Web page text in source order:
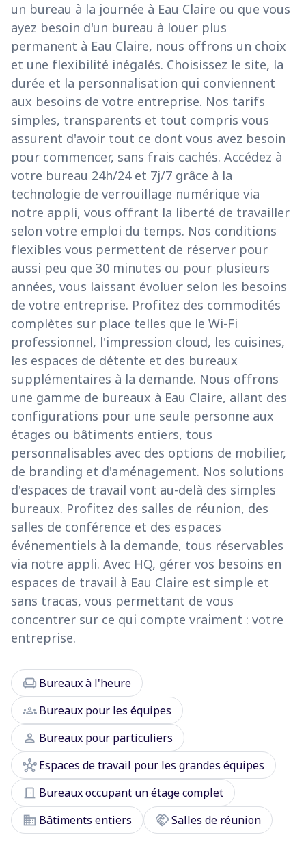
un bureau à la journée à Eau Claire ou que vous
ayez besoin d'un bureau à louer plus
permanent à Eau Claire, nous offrons un choix
et une flexibilité inégalés. Choisissez le site, la
durée et la personnalisation qui conviennent
aux besoins de votre entreprise. Nos tarifs
simples, transparents et tout compris vous
assurent d'avoir tout ce dont vous avez besoin
pour commencer, sans frais cachés. Accédez à
votre bureau 24h/24 et 7j/7 grâce à la
technologie de verrouillage numérique via
notre appli, vous offrant la liberté de travailler
selon votre emploi du temps. Nos conditions
flexibles vous permettent de réserver pour
aussi peu que 30 minutes ou pour plusieurs
années, vous laissant évoluer selon les besoins
de votre entreprise. Profitez des commodités
complètes sur place telles que le Wi-Fi
professionnel, l'impression cloud, les cuisines,
les espaces de détente et des bureaux
supplémentaires à la demande. Nous offrons
une gamme de bureaux à Eau Claire, allant des
configurations pour une seule personne aux
étages ou bâtiments entiers, tous
personnalisables avec des options de mobilier,
de branding et d'aménagement. Nos solutions
d'espaces de travail vont au-delà des simples
bureaux. Profitez des salles de réunion, des
salles de conférence et des espaces
événementiels à la demande, tous réservables
via notre appli. Avec HQ, gérer vos besoins en
espaces de travail à Eau Claire est simple et
sans tracas, vous permettant de vous
concentrer sur ce qui compte vraiment : votre
entreprise.
chair Bureaux à l'heure
groupsBureaux pour les équipes
person Bureaux pour particuliers
hubEspaces de travail pour les grandes équipes
door_front Bureaux occupant un étage complet
domain Bâtiments entiers handshakeSalles de réunion